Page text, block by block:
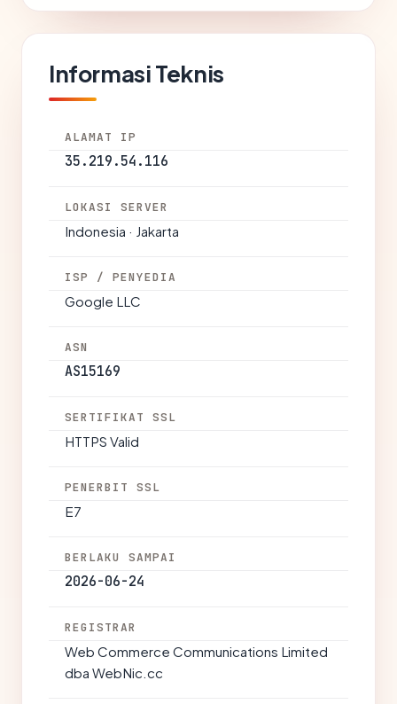
Informasi Teknis
ALAMAT IP
35.219.54.116
LOKASI SERVER
Indonesia · Jakarta
ISP / PENYEDIA
Google LLC
ASN
AS15169
SERTIFIKAT SSL
HTTPS Valid
PENERBIT SSL
E7
BERLAKU SAMPAI
2026-06-24
REGISTRAR
Web Commerce Communications Limited
dba WebNic.cc